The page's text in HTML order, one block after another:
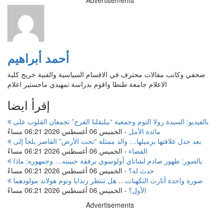
أحمد أبراهيم
صحفي وكاتب مقالات محترف في الاقسام السياسية والفنية خريج كلية
الاعلام جامعة طنطا واقوم بدراسة تمهيدي ماجستير اعلام
إقرأ ايضا
مائدة الأمل - الخميس 06 أغسطس 2026 06:21 مساءً
القضاء - الخميس 06 أغسطس 2026 06:21 مساءً
حدث له؟ - الخميس 06 أغسطس 2026 06:21 مساءً
الأول؟ - الخميس 06 أغسطس 2026 06:21 مساءً
Advertisements